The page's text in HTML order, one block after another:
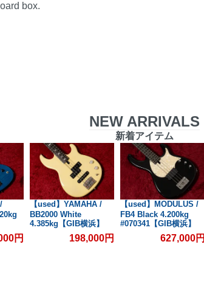
box.
NEW ARRIVALS
新着アイテム
円
【used】YAMAHA /
BB2000 White
4.385kg【GIB横浜】
198,000円
【used】MODULUS /
FB4 Black 4.200kg
#070341【GIB横浜】
627,000円